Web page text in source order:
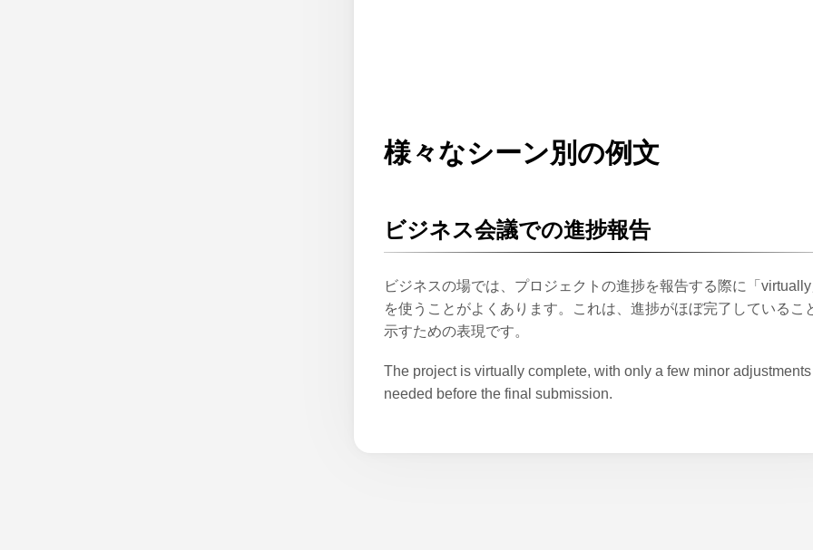
様々なシーン別の例文
ビジネス会議での進捗報告
ビジネスの場では、プロジェクトの進捗を報告する際に「
を使うことがよくあります。これは、進捗がほぼ完了しているこ
示すための表現です。
The project is virtually complete, with only a few minor adjustments
needed before the final submission.